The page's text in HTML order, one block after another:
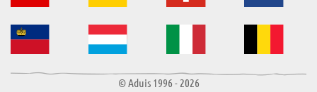
© Aduis 1996 - 2026